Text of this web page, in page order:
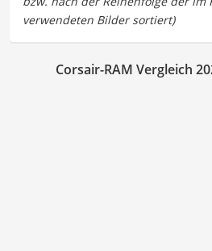
Corsair-RAM Vergleich